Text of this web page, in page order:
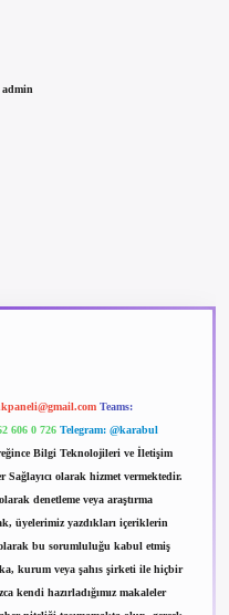
admin
Teams:
606 0 726 Telegram: @karabul
Bilgi Teknolojileri ve İletişim
olarak hizmet vermektedir.
denetleme veya araştırma
üyelerimiz yazdıkları içeriklerin
bu sorumluluğu kabul etmiş
kurum veya şahıs şirketi ile hiçbir
kendi hazırladığımız makaleler